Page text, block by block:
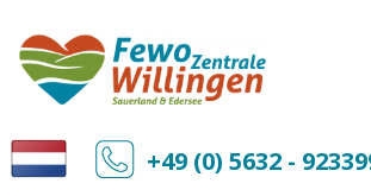
+49 (0) 5632 -
Fewo-Zentrale Willingen
Sonderangebote
First-Class Domizil 'Willingen Lodge' in Willingen /